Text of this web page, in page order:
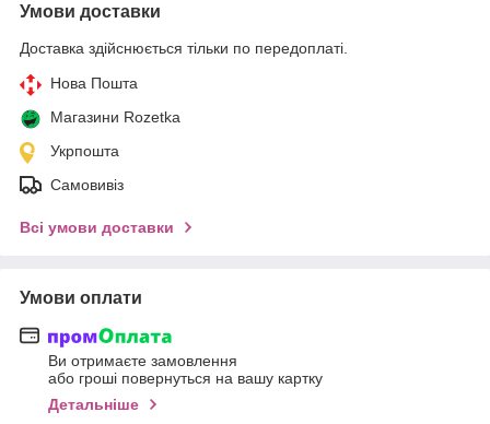
Умови доставки
Доставка здійснюється тільки по передоплаті.
Нова Пошта
Магазини Rozetka
Укрпошта
Самовивіз
Всі умови доставки
Умови оплати
Ви отримаєте замовлення
або гроші повернуться на вашу картку
Детальніше